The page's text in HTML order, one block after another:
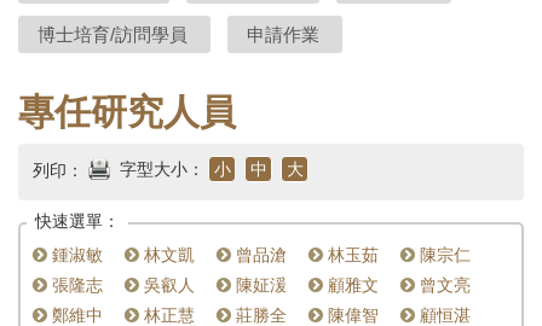
究
所-
首
頁
博士培育/訪問學員 申請作業
專任研究人員
列印： 字型大小： 小 中 大
快速選單：
鍾淑敏
林文凱 曾品滄 林玉茹
陳宗仁
張隆志
吳叡人 陳姃湲 顧雅文
曾文亮
鄭維中
林正慧 莊勝全 陳偉智
顧恒湛